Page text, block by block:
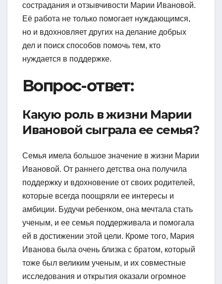
сострадания и отзывчивости Марии Ивановой.
Её работа не только помогает нуждающимся,
но и вдохновляет других на делание добрых
дел и поиск способов помочь тем, кто
нуждается в поддержке.
Вопрос-ответ:
Какую роль в жизни Марии
Ивановой сыграла ее семья?
Семья имела большое значение в жизни Марии
Ивановой. От раннего детства она получила
поддержку и вдохновение от своих родителей,
которые всегда поощряли ее интересы и
амбиции. Будучи ребенком, она мечтала стать
ученым, и ее семья поддерживала и помогала
ей в достижении этой цели. Кроме того, Мария
Иванова была очень близка с братом, который
тоже был великим ученым, и их совместные
исследования и открытия оказали огромное